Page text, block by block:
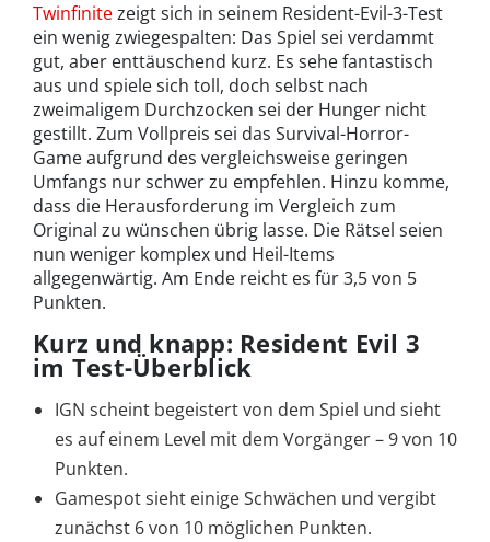
Twinfinitezeigt sich in seinem Resident-Evil-3-Test
ein wenig zwiegespalten: Das Spiel sei verdammt
gut, aber enttäuschend kurz. Es sehe fantastisch
aus und spiele sich toll, doch selbst nach
zweimaligem Durchzocken sei der Hunger nicht
gestillt. Zum Vollpreis sei das Survival-Horror-
Game aufgrund des vergleichsweise geringen
Umfangs nur schwer zu empfehlen. Hinzu komme,
dass die Herausforderung im Vergleich zum
Original zu wünschen übrig lasse. Die Rätsel seien
nun weniger komplex und Heil-Items
allgegenwärtig. Am Ende reicht es für 3,5 von 5
Punkten.
Kurz und knapp: Resident Evil 3
im Test-Überblick
IGN scheint begeistert von dem Spiel und sieht
es auf einem Level mit dem Vorgänger – 9 von 10
Punkten.
Gamespot sieht einige Schwächen und vergibt
zunächst 6 von 10 möglichen Punkten.